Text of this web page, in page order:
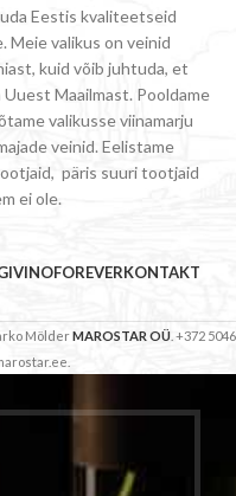
Eestis kvaliteetseid
Meie valikus on veinid
kuid võib juhtuda, et
Maailmast. Pooldame
valikusse viinamarju
veinid. Eelistame
päris suuri tootjaid
ei ole.
VINOFOREVERKONTAKT
MölderMAROSTAR OÜ . +372 5046